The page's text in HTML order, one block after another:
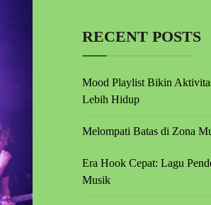
RECENT POSTS
Mood Playlist Bikin
Lebih Hidup
Melompati Batas di Zona
Era Hook Cepat: Lagu
Musik